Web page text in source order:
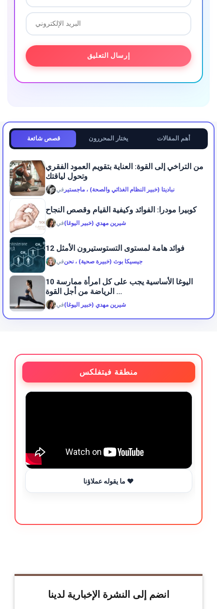
قصص شائعة يختار المحررون أهم المقالات
من التراخي إلى القوة: العناية بتقويم العمود الفقري
وتحول لياقتك
في نباديتا (خبير النظام الغذائي والصحة) ، ماجستير
كوبيرا مودرا: الفوائد وكيفية القيام وقصص النجاح
فيشيرين مهدي (خبير اليوغا)
12 فوائد هامة لمستوى التستوستيرون الأمثل
فيجيسيكا بوث (خبيرة صحية) ، نحن
10 اليوغا الأساسية يجب على كل امرأة ممارسة
الرياضة من أجل القوة ...
فيشيرين مهدي (خبير اليوغا)
منطقة فيتفلكس
ما يقوله عملاؤنا ❤️
انضم إلى النشرة الإخبارية لدينا